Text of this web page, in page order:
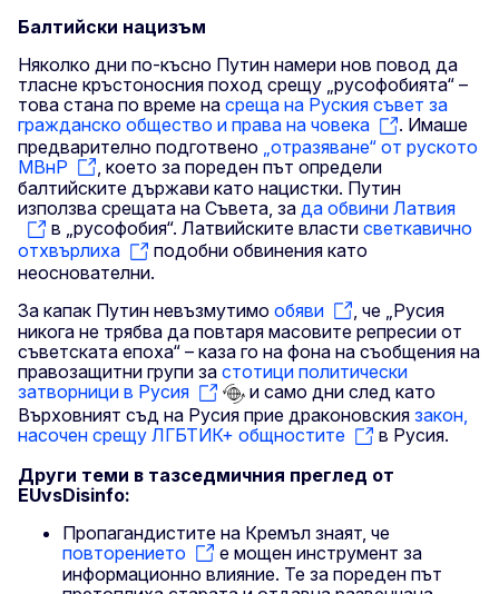
Балтийски нацизъм
Няколко дни по-късно Путин намери нов повод да
тласне кръстоносния поход срещу „русофобията“ –
това стана по време на среща на Руския съвет за
гражданско общество и права на човека
. Имаше
предварително подготвено „отразяване“ от руското
МВнР
, което за пореден път определи
балтийските държави като нацистки. Путин
използва срещата на Съвета, за да обвини Латвия
в „русофобия“. Латвийските власти светкавично
отхвърлиха
подобни обвинения като
неоснователни.
За капак Путин невъзмутимо обяви
, че „Русия
никога не трябва да повтаря масовите репресии от
съветската епоха“ – каза го на фона на съобщения на
правозащитни групи за стотици политически
затворници в Русия
и само дни след като
Върховният съд на Русия прие драконовския закон,
насочен срещу ЛГБТИК+ общностите
в Русия.
Други теми в тазседмичния преглед от
EUvsDisinfo:
Пропагандистите на Кремъл знаят, че
повторението
е мощен инструмент за
информационно влияние. Те за пореден път